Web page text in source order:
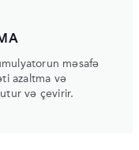
məsafə
azaltma və
və çevirir.